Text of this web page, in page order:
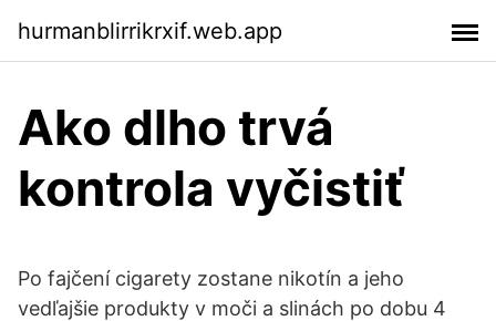
hurmanblirrikrxif.web.app
Ako dlho trvá
kontrola vyčistiť
Po fajčení cigarety zostane nikotín a jeho
vedľajšie produkty v moči a slinách po dobu 4